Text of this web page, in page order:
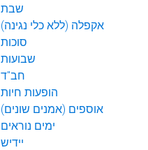
שבת
אקפלה (ללא כלי נגינה)
סוכות
שבועות
חב"ד
הופעות חיות
אוספים (אמנים שונים)
ימים נוראים
יידיש